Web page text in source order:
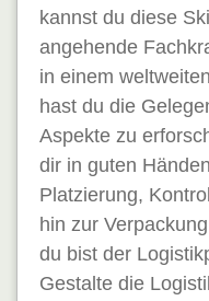
kannst du diese
angehende
in einem
hast du die
Aspekte zu
dir in guten
Platzierung,
hin zur
du bist der
Gestalte die